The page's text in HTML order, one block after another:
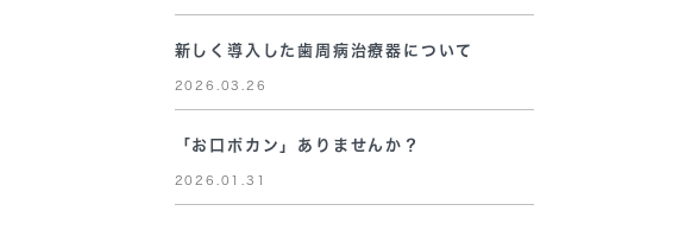
新しく導入した歯周病治療器について
2026.03.26
「お口ポカン」ありませんか？
2026.01.31